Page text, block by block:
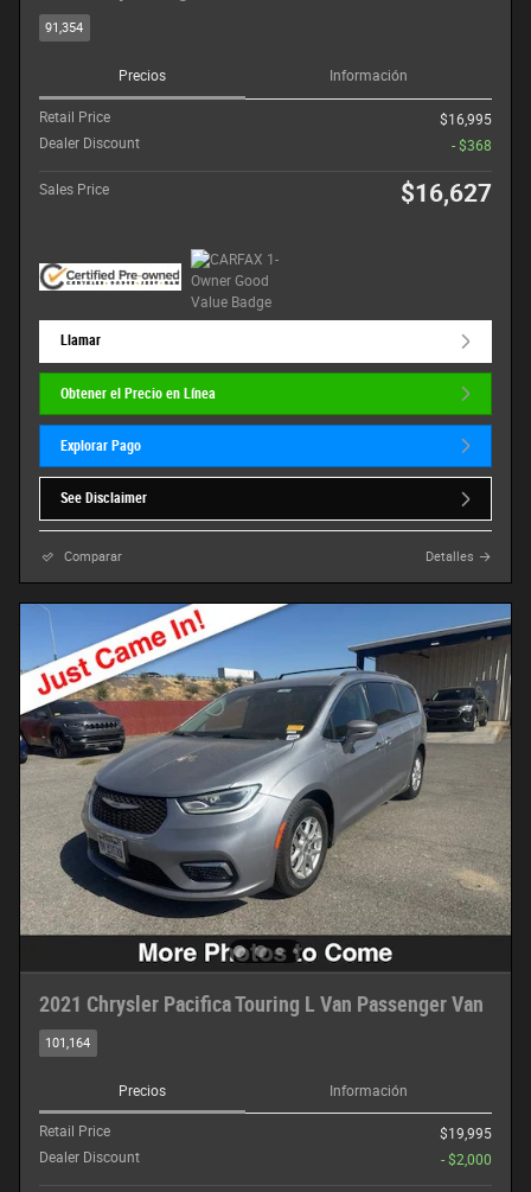
91,354
Precios Información
Retail Price
$16,995
Dealer Discount
- $368
Sales Price $16,627
Llamar
Obtener el Precio en Línea
Explorar Pago
See Disclaimer
Comparar Detalles
2021 Chrysler Pacifica Touring L Van Passenger Van
101,164
Precios Información
Retail Price
$19,995
Dealer Discount
- $2,000